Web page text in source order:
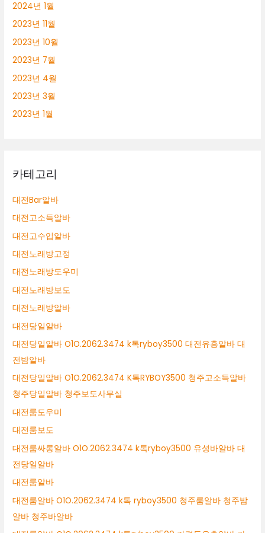
2024년 1월
2023년 11월
2023년 10월
2023년 7월
2023년 4월
2023년 3월
2023년 1월
카테고리
대전Bar알바
대전고소득알바
대전고수입알바
대전노래방고정
대전노래방도우미
대전노래방보도
대전노래방알바
대전당일알바
대전당일알바 O1O.2062.3474 k톡ryboy3500 대전유흥알바 대
전밤알바
대전당일알바 O1O.2062.3474 K톡RYBOY3500 청주고소득알바
청주당일알바 청주보도사무실
대전룸도우미
대전룸보도
대전룸싸롱알바 O1O.2062.3474 k톡ryboy3500 유성바알바 대
전당일알바
대전룸알바
대전룸알바 O1O.2062.3474 k톡 ryboy3500 청주룸알바 청주밤
알바 청주바알바